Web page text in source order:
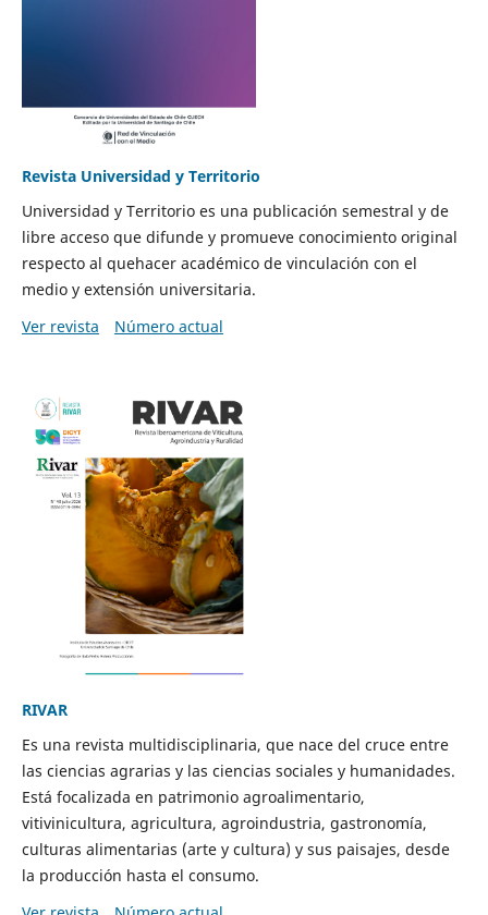
Revista Universidad y Territorio
Universidad y Territorio es una publicación semestral y de
libre acceso que difunde y promueve conocimiento original
respecto al quehacer académico de vinculación con el
medio y extensión universitaria.
Ver revista
Número actual
RIVAR
Es una revista multidisciplinaria, que nace del cruce entre
las ciencias agrarias y las ciencias sociales y humanidades.
Está focalizada en patrimonio agroalimentario,
vitivinicultura, agricultura, agroindustria, gastronomía,
culturas alimentarias (arte y cultura) y sus paisajes, desde
la producción hasta el consumo.